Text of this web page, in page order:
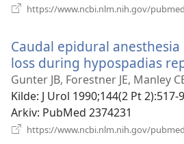
https://www.ncbi.nlm.nih.gov/
Caudal epidural
loss during hypospadias
Gunter JB, Forestner JE, Manley
Kilde‎: J Urol 1990;144(2 Pt 2):517-
Arkiv‎: PubMed 2374231
https://www.ncbi.nlm.nih.gov/